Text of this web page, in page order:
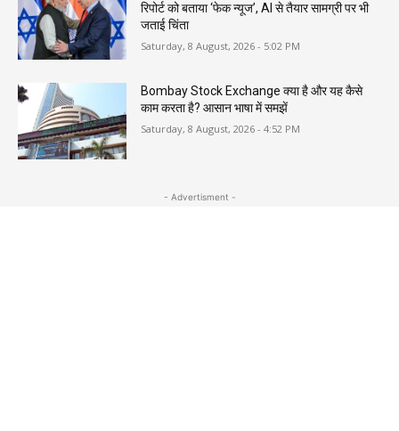
रिपोर्ट को बताया ‘फेक न्यूज’, AI से तैयार सामग्री पर भी
जताई चिंता
Saturday, 8 August, 2026 - 5:02 PM
Bombay Stock Exchange क्या है और यह कैसे
काम करता है? आसान भाषा में समझें
Saturday, 8 August, 2026 - 4:52 PM
- Advertisment -